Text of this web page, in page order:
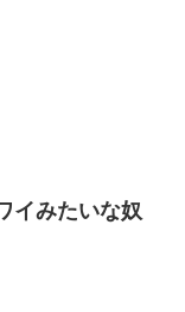
イみたいな奴